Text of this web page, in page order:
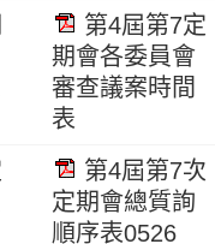
第4屆第7定
期會各委員會
審查議案時間
表
第4屆第7次
定期會總質詢
順序表0526